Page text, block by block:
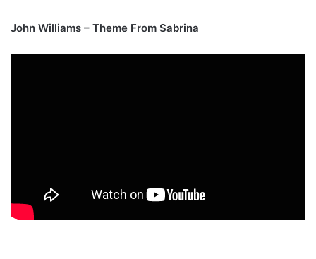
John Williams – Theme From Sabrina